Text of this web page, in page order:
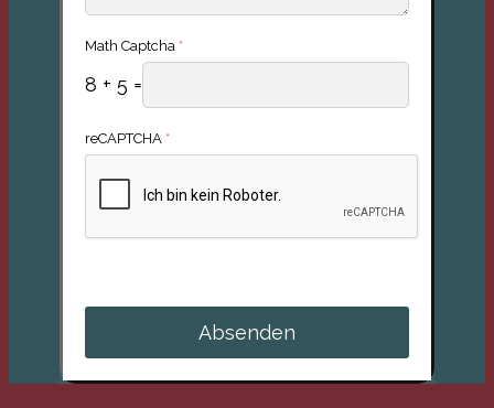
Math Captcha *
8 + 5 =
reCAPTCHA *
Absenden